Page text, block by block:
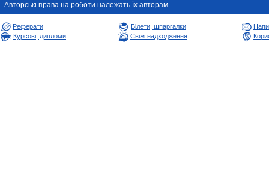
Авторськi права на роботи належать їх авторам
Реферати Білети, шпаргалки
Курсові, дипломи
Свіжі надходження